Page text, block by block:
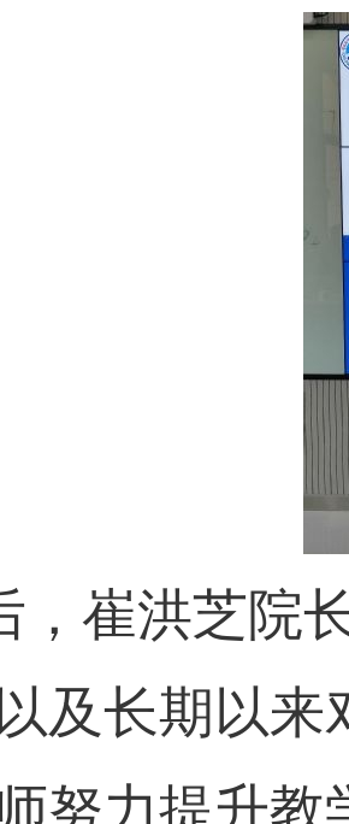
，崔洪芝院
及长期以来
努力提升教